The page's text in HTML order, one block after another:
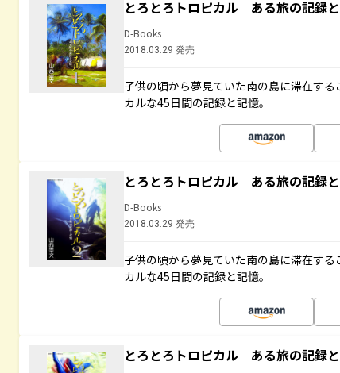
とろとろトロピカル ある旅の記録
D-Books
2018.03.29 発売
子供の頃から夢見ていた南の島に滞在す
カルな45日間の記録と記憶。
とろとろトロピカル ある旅の記録
D-Books
2018.03.29 発売
子供の頃から夢見ていた南の島に滞在す
カルな45日間の記録と記憶。
とろとろトロピカル ある旅の記録